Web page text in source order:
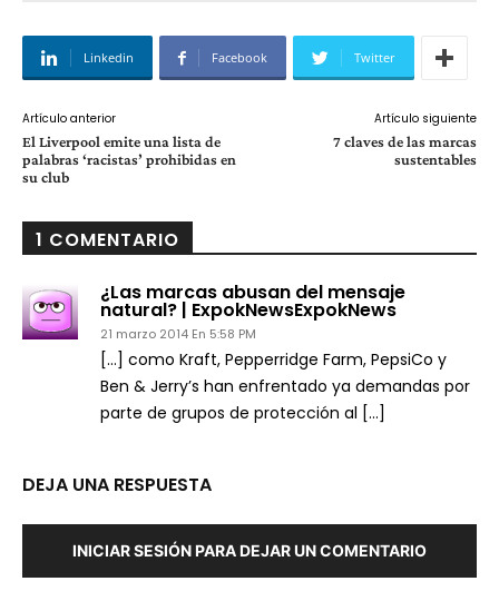
Linkedin Facebook Twitter
Artículo anterior
El Liverpool emite una lista de
palabras ‘racistas’ prohibidas en
su club
Artículo siguiente
7 claves de las marcas
sustentables
1 COMENTARIO
¿Las marcas abusan del mensaje
natural? | ExpokNewsExpokNews
21 marzo 2014 En 5:58 PM
[…] como Kraft, Pepperridge Farm, PepsiCo y
Ben & Jerry’s han enfrentado ya demandas por
parte de grupos de protección al […]
DEJA UNA RESPUESTA
INICIAR SESIÓN PARA DEJAR UN COMENTARIO